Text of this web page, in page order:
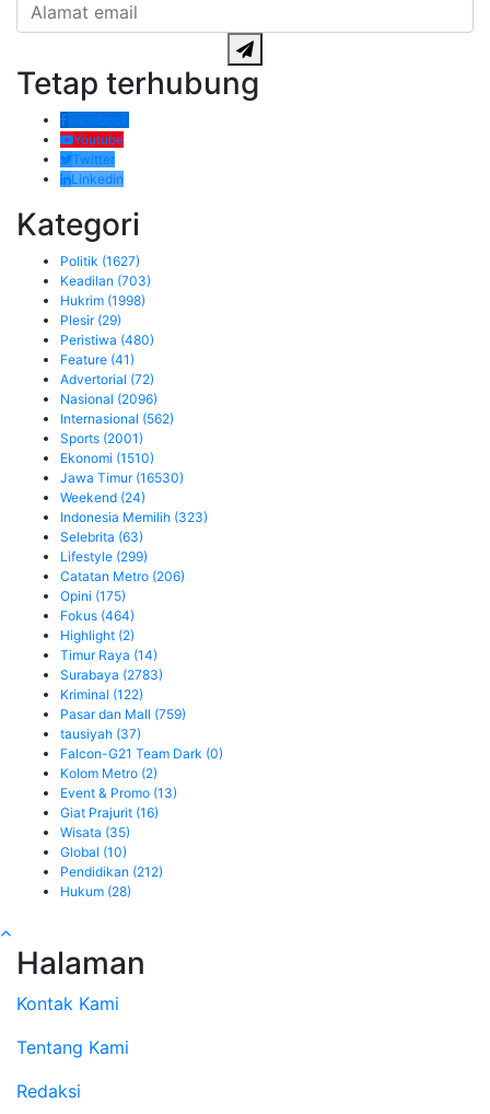
Tetap terhubung
Facebook
Youtube
Twitter
Linkedin
Kategori
Politik (1627)
Keadilan (703)
Hukrim (1998)
Plesir (29)
Peristiwa (480)
Feature (41)
Advertorial (72)
Nasional (2096)
Internasional (562)
Sports (2001)
Ekonomi (1510)
Jawa Timur (16530)
Weekend (24)
Indonesia Memilih (323)
Selebrita (63)
Lifestyle (299)
Catatan Metro (206)
Opini (175)
Fokus (464)
Highlight (2)
Timur Raya (14)
Surabaya (2783)
Kriminal (122)
Pasar dan Mall (759)
tausiyah (37)
Falcon-G21 Team Dark (0)
Kolom Metro (2)
Event & Promo (13)
Giat Prajurit (16)
Wisata (35)
Global (10)
Pendidikan (212)
Hukum (28)
Halaman
Kontak Kami
Tentang Kami
Redaksi